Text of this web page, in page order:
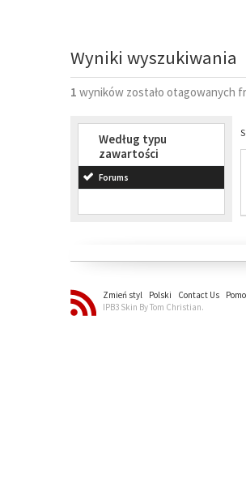
Wyniki wyszukiwania
1 wyników zostało otagowanych
Według typu
zawartości
Forums
Zmień styl Polski Contact Us
IPB3 Skin By Tom Christian.